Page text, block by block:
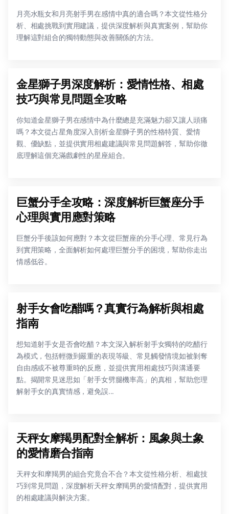
月亮水瓶女和月亮射手男在感情中真的適合嗎？本文從性格分
析、相處挑戰到實用建議，提供深度解析與真實案例，幫助你
理解這對組合的獨特動態與改善關係的方法。
金星獅子男深度解析：愛情性格、相處
技巧與常見問題全攻略
你知道金星獅子男在感情中為什麼總是充滿魅力卻又讓人頭痛
嗎？本文從占星角度深入剖析金星獅子男的性格特質、愛情
觀、優缺點，並提供實用相處建議與常見問題解答，幫助你徹
底理解這個充滿戲劇性的星座組合。
巨蟹分手全攻略：深度解析巨蟹座分手
心理與實用應對策略
巨蟹分手後該如何應對？本文從巨蟹座的分手心理、常見行為
到實用策略，全面解析如何處理巨蟹分手的困境，幫助你走出
情感低谷。
射手女會吃醋嗎？真實行為解析與相處
指南
想知道射手女是否會吃醋？本文深入解析射手女獨特的吃醋行
為模式，包括輕微到嚴重的表現等級、常見觸發情境如被剝奪
自由感或不被尊重時的反應，並提供實用相處技巧與溝通要
點。揭開常見迷思如「射手女劈腿機率高」的真相，幫助您理
解射手女的真實情感，避免誤...
天秤女摩羯男配對全解析：風象與土象
的愛情磨合指南
天秤女和摩羯男的組合究竟合不合？本文從性格分析、相處技
巧到常見問題，深度解析天秤女摩羯男的愛情配對，提供實用
的相處建議與解決方案。